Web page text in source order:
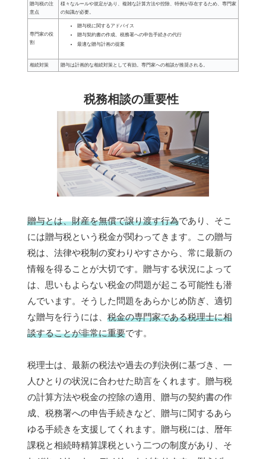
贈与税の注
意点
様々なルールや規定があり、複雑な計算方法や控除、特例が存在するため、専門家
の知識が必要。
専門家の役
割
贈与税に関するアドバイス
贈与契約書の作成、税務署への申告手続きの代行
最適な贈与計画の提案
相続対策 贈与は計画的な相続対策として有効。専門家への相談が推奨される。
税務相談の重要性
贈与とは、財産を無償で譲り渡す行為であり、そこ
には贈与税という税金が関わってきます。この贈与
税は、法律や税制の変わりやすさから、常に最新の
情報を得ることが大切です。贈与する状況によって
は、思いもよらない税金の問題が起こる可能性も潜
んでいます。そうした問題をあらかじめ防ぎ、適切
な贈与を行うには、 税金の専門家である税理士に相
談することが非常に重要です。
税理士は、最新の税法や過去の判決例に基づき、一
人ひとりの状況に合わせた助言をくれます。贈与税
の計算方法や税金の控除の適用、贈与の契約書の作
成、税務署への申告手続きなど、贈与に関するあら
ゆる手続きを支援してくれます。贈与税には、暦年
課税と相続時精算課税という二つの制度があり、そ